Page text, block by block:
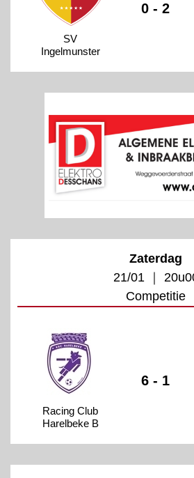
SV
Ingelmunster
0 - 2
Zaterdag
21/01 ｜
Competitie
Racing Club
Harelbeke B
6 - 1